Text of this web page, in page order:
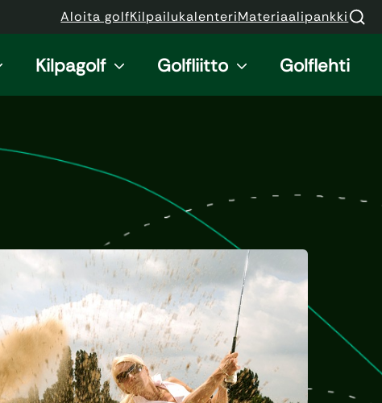
Aloita golfKilpailukalenteriMateriaalipankki
Kilpagolf Golfliitto Golflehti